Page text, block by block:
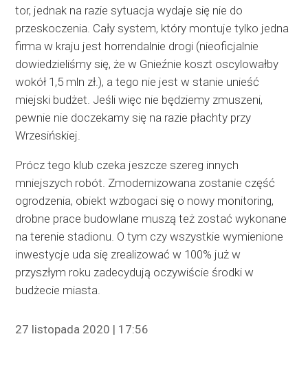
tor, jednak na razie sytuacja wydaje się nie do
przeskoczenia. Cały system, który montuje tylko jedna
firma w kraju jest horrendalnie drogi (nieoficjalnie
dowiedzieliśmy się, że w Gnieźnie koszt oscylowałby
wokół 1,5 mln zł.), a tego nie jest w stanie unieść
miejski budżet. Jeśli więc nie będziemy zmuszeni,
pewnie nie doczekamy się na razie płachty przy
Wrzesińskiej.
Prócz tego klub czeka jeszcze szereg innych
mniejszych robót. Zmodernizowana zostanie część
ogrodzenia, obiekt wzbogaci się o nowy monitoring,
drobne prace budowlane muszą też zostać wykonane
na terenie stadionu. O tym czy wszystkie wymienione
inwestycje uda się zrealizować w 100% już w
przyszłym roku zadecydują oczywiście środki w
budżecie miasta.
27 listopada 2020 | 17:56